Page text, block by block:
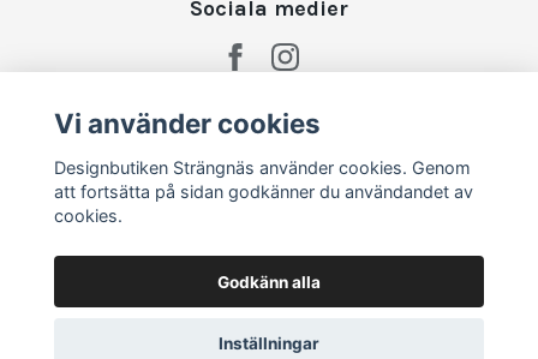
Sociala medier
Vi använder cookies
Designbutiken Strängnäs använder cookies. Genom
att fortsätta på sidan godkänner du användandet av
cookies.
Godkänn alla
Inställningar